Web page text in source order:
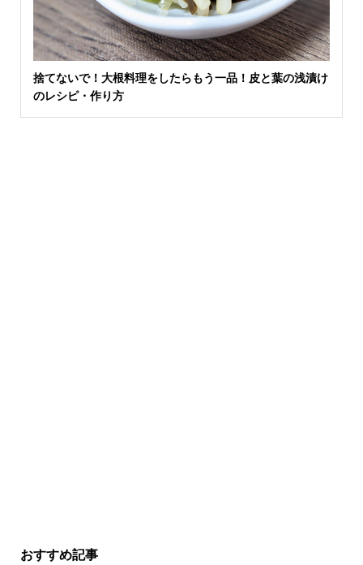
捨てないで！大根料理をしたらもう一品！皮と葉の浅漬け
のレシピ・作り方
おすすめ記事